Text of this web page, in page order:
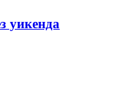
уикенда